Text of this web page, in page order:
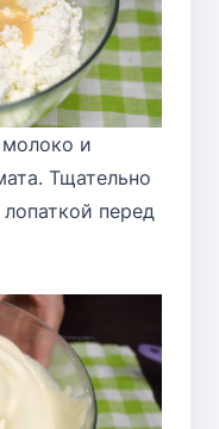
и
Тщательно
перед